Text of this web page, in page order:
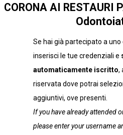
CORONA AI RESTAURI
Se hai già partecipato a uno
inserisci le tue credenziali e
automaticamente iscritto,
riservata dove potrai
aggiuntivi, ove presenti.
If you have already attended
please enter your username